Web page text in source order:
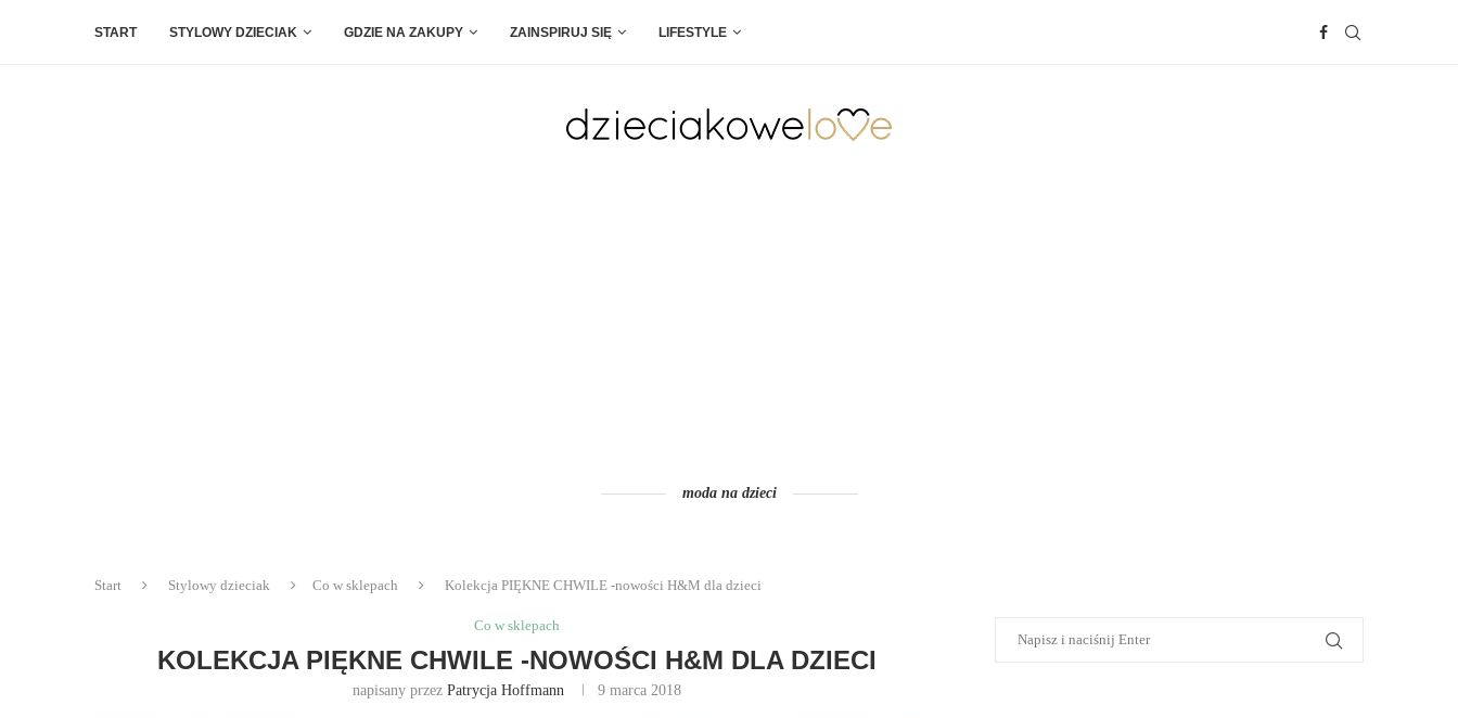
START STYLOWY DZIECIAK GDZIE NA ZAKUPY ZAINSPIRUJ SIĘ LIFESTYLE
moda na dzieci
Start Stylowy dzieciak Co w sklepach Kolekcja PIĘKNE CHWILE -nowości H&M dla dzieci
Co w sklepach
KOLEKCJA PIĘKNE CHWILE -NOWOŚCI H&M DLA DZIECI
napisany przezPatrycja Hoffmann 9 marca 2018